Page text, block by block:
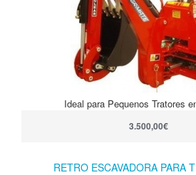
Ideal para Pequenos Tratores
3.500,00€
RETRO ESCAVADORA PARA